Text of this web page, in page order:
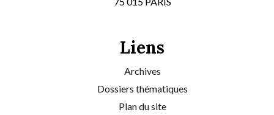
Liens
Archives
Dossiers thématiques
Plan du site